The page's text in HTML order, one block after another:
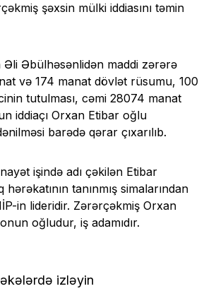
şəxsin mülki iddiasını təmin
Əli Əbülhəsənlidən maddi zərərə
və 174 manat dövlət rüsumu, 100
tutulması, cəmi 28074 manat
iddiaçı Orxan Etibar oğlu
barədə qərar çıxarılıb.
işində adı çəkilən Etibar
tanınmış simalarından
in lideridir. Zərərçəkmiş Orxan
oğludur, iş adamıdır.
izləyin